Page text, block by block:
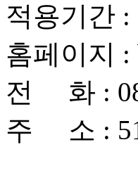
적용기간 :
홈페이지 :
전 화 :
주 소 :